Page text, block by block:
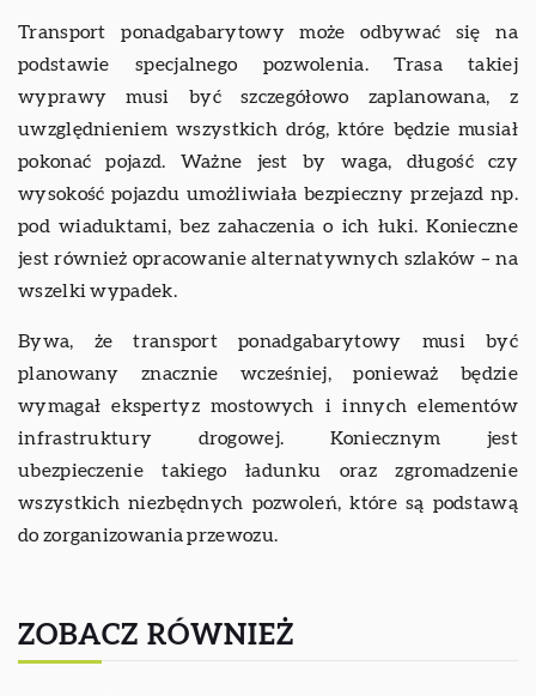
Transport ponadgabarytowy może odbywać się na
podstawie specjalnego pozwolenia. Trasa takiej
wyprawy musi być szczegółowo zaplanowana, z
uwzględnieniem wszystkich dróg, które będzie musiał
pokonać pojazd. Ważne jest by waga, długość czy
wysokość pojazdu umożliwiała bezpieczny przejazd np.
pod wiaduktami, bez zahaczenia o ich łuki. Konieczne
jest również opracowanie alternatywnych szlaków – na
wszelki wypadek.
Bywa, że transport ponadgabarytowy musi być
planowany znacznie wcześniej, ponieważ będzie
wymagał ekspertyz mostowych i innych elementów
infrastruktury drogowej. Koniecznym jest
ubezpieczenie takiego ładunku oraz zgromadzenie
wszystkich niezbędnych pozwoleń, które są podstawą
do zorganizowania przewozu.
ZOBACZ RÓWNIEŻ